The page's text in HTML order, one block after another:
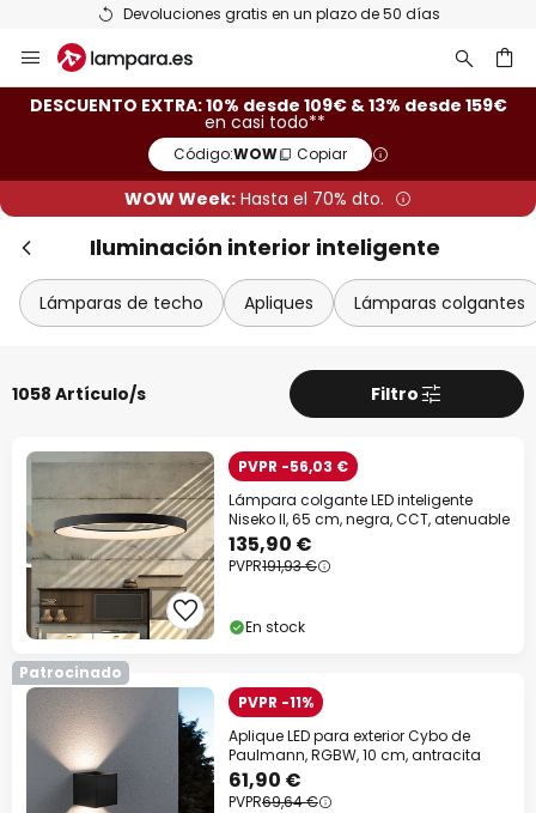
Devoluciones gratis en un plazo de 50 días
al
contenido
DESCUENTO EXTRA: 10% desde 109€ & 13% desde 159€
en casi todo**
Código:WOW Copiar
WOW Week: Hasta el 70% dto.
Iluminación interior inteligente
Lámparas de techo Apliques Lámparas colgantes
1058 Artículo/s Filtro
PVPR -56,03 €
Lámpara colgante LED inteligente
Niseko II, 65 cm, negra, CCT, atenuable
135,90 €
PVPR191,93 €
En stock
Patrocinado
PVPR -11%
Aplique LED para exterior Cybo de
Paulmann, RGBW, 10 cm, antracita
61,90 €
PVPR69,64 €
Descuento extra
-13% EXTRA.desde 159 €
en casi todo*
Código descuento:WOW
Ahorra ahora
*Marcas excluidas